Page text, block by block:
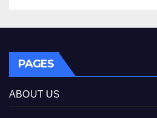
PAGES
ABOUT US